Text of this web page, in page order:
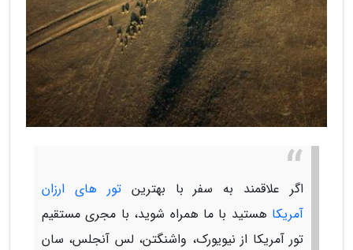
اگر علاقمند به سفر با بهترینتور های ارزان
آمریکا هستید با ما همراه شوید، با مجری مستقیم
تور آمریکا از نیویورک، واشنگتن، لس آنجلس، سان